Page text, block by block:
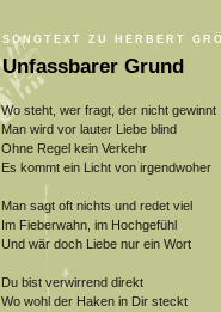
SONGTEXT ZU HERBERT
Unfassbarer Grund
Wo steht, wer fragt, der nicht gewinnt
Man wird vor lauter Liebe blind
Ohne Regel kein Verkehr
Es kommt ein Licht von irgendwoher
Man sagt oft nichts und redet viel
Im Fieberwahn, im Hochgefühl
Und wär doch Liebe nur ein Wort
Du bist verwirrend direkt
Wo wohl der Haken in Dir steckt